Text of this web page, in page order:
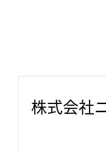
株式会社